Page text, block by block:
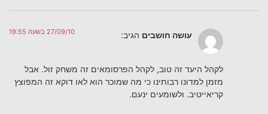
עושה חושבים הגיב: 27/09/10 בשעה 19:55
לקהל היעד זה טוב, לקהל הפרסומאים זה משחק זול. אבל
מזמן למדונו רבותינו כי מה שמוכר הוא לאו דוקא זה המפוצץ
קריאייטיב. ולשומעים ינעם.